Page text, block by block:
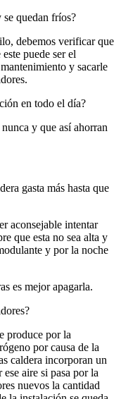
se quedan fríos?
debemos verificar que
puede ser el
y sacarle
en todo el día?
y que así ahorran
gasta más hasta que
aconsejable intentar
que esta no sea alta y
y por la noche
es mejor apagarla.
produce por la
por causa de la
caldera incorporan un
aire si pasa por la
nuevos la cantidad